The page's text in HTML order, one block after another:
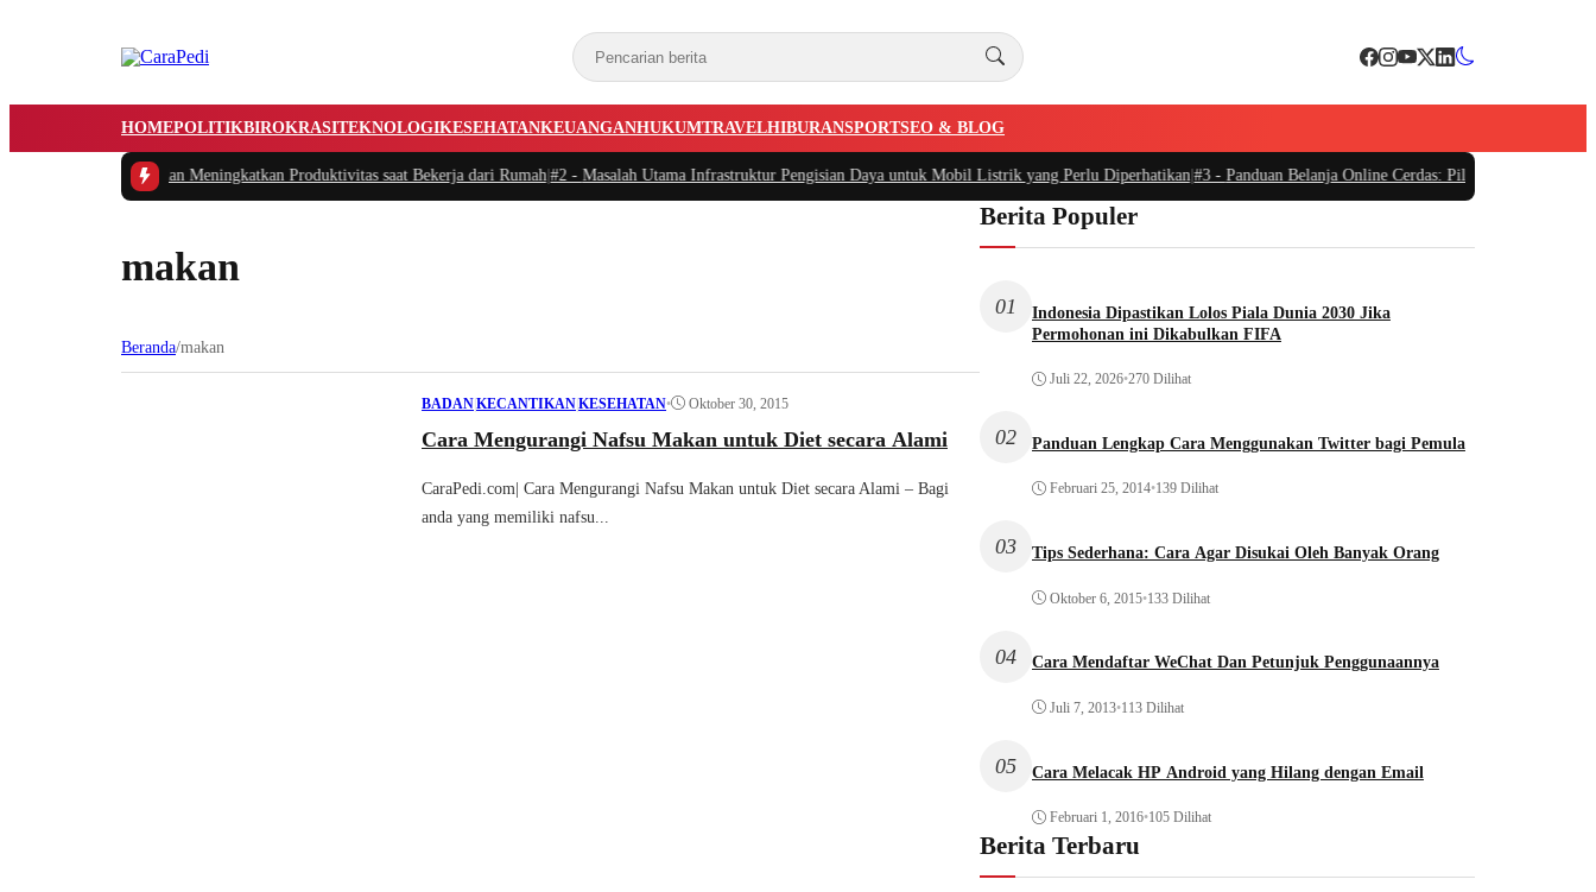
HOMEPOLITIKBIROKRASITEKNOLOGIKESEHATANKEUANGANHUKUMTRAVELHIBURANSPORTSEO & BLOG
Mengatur Waktu dan Meningkatkan Produktivitas saat Bekerja dari Rumah|#2 -Masalah Utama Infrastruktur Pengisian Daya untuk Mobil Listrik yang Perlu Diperhatikan|#3 -Panduan Belanja Online Cerdas: Pilih Produk dengan
makan
Beranda/makan
BADAN|KECANTIKAN|KESEHATAN• Oktober 30, 2015
Cara Mengurangi Nafsu Makan untuk Diet secara Alami
CaraPedi.com| Cara Mengurangi Nafsu Makan untuk Diet secara Alami – Bagi
anda yang memiliki nafsu...
Berita Populer
01
Indonesia Dipastikan Lolos Piala Dunia 2030 Jika
Permohonan ini Dikabulkan FIFA
Juli 22, 2026•270 Dilihat
02 Panduan Lengkap Cara Menggunakan Twitter bagi Pemula
Februari 25, 2014•139 Dilihat
03 Tips Sederhana: Cara Agar Disukai Oleh Banyak Orang
Oktober 6, 2015•133 Dilihat
04 Cara Mendaftar WeChat Dan Petunjuk Penggunaannya
Juli 7, 2013•113 Dilihat
05 Cara Melacak HP Android yang Hilang dengan Email
Februari 1, 2016•105 Dilihat
Berita Terbaru